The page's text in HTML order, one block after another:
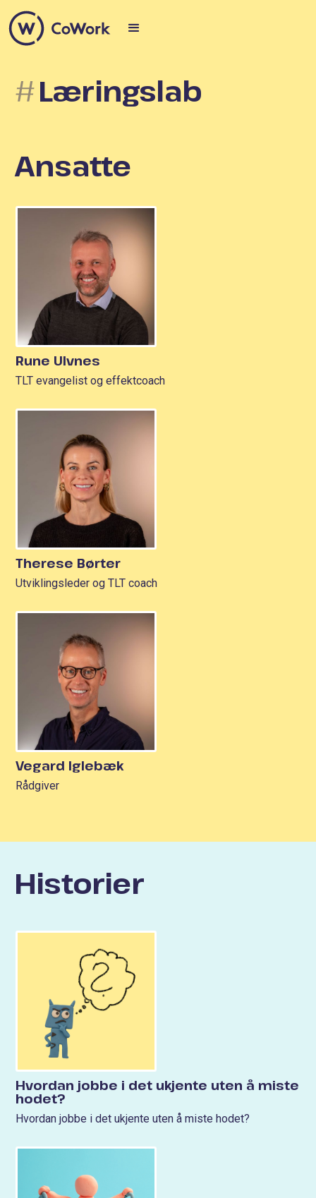
Læringslab
Ansatte
Rune Ulvnes
TLT evangelist og effektcoach
Therese Børter
Utviklingsleder og TLT coach
Vegard Iglebæk
Rådgiver
Historier
Hvordan jobbe i det ukjente uten å miste
hodet?
Hvordan jobbe i det ukjente uten å miste hodet?